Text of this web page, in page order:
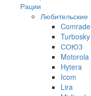
Рации
Любительские
Comrade
Turbosky
СОЮЗ
Motorola
Hytera
Icom
Lira